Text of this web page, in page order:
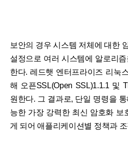
보안의 경우 시스템 저체에 대한
설정으로 여러 시스템에 알로리
한다. 레드햇 엔터프라이즈 리눅
해 오픈SSL(Open SSL)1.1.1 및
원한다. 그 결과로, 단일 명령을
능한 가장 강력한 최신 암호화 보
게 되어 애플리케이션별 정책과